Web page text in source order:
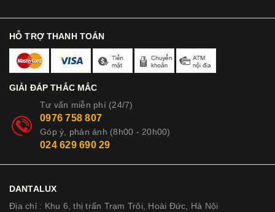
HỖ TRỢ THANH TOÁN
GIẢI ĐÁP THẮC MẮC
Tư vấn miễn phí (24/7)
0976 758 807
Góp ý, phản ánh (8h00 - 20h00)
024 629 690 29
DANTALUX
Địa chỉ : Khu 6, thị trấn Trạm Trôi, Hoài Đức, Hà Nội